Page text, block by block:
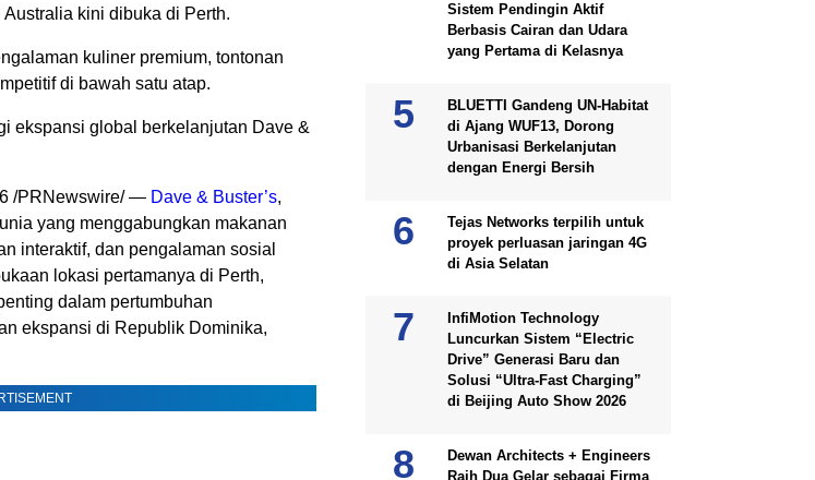
Australia kini dibuka di Perth.
kuliner premium, tontonan
di bawah satu atap.
ekspansi global berkelanjutan Dave &
/PRNewswire/ — Dave & Buster’s,
yang menggabungkan makanan
interaktif, dan pengalaman sosial
lokasi pertamanya di Perth,
dalam pertumbuhan
ekspansi di Republik Dominika,
Sistem Pendingin Aktif
Berbasis Cairan dan Udara
yang Pertama di Kelasnya
BLUETTI Gandeng UN-Habitat
di Ajang WUF13, Dorong
Urbanisasi Berkelanjutan
dengan Energi Bersih
Tejas Networks terpilih untuk
proyek perluasan jaringan 4G
di Asia Selatan
InfiMotion Technology
Luncurkan Sistem “Electric
Drive” Generasi Baru dan
Solusi “Ultra-Fast Charging”
di Beijing Auto Show 2026
Dewan Architects + Engineers
Raih Dua Gelar sebagai Firma